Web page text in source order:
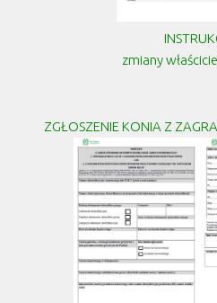
zmiany
ZGŁOSZENIE KONIA Z